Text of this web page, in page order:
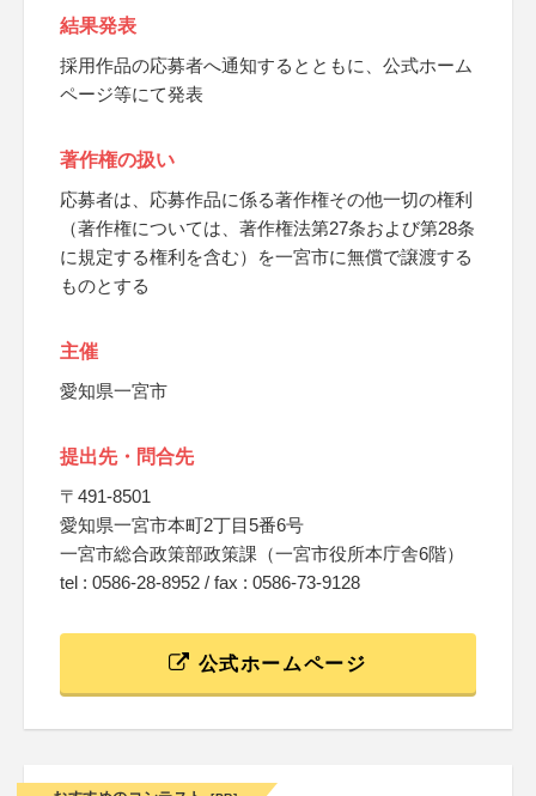
結果発表
採用作品の応募者へ通知するとともに、公式ホーム
ページ等にて発表
著作権の扱い
応募者は、応募作品に係る著作権その他一切の権利
（著作権については、著作権法第27条および第28条
に規定する権利を含む）を一宮市に無償で譲渡する
ものとする
主催
愛知県一宮市
提出先・問合先
〒491-8501
愛知県一宮市本町2丁目5番6号
一宮市総合政策部政策課（一宮市役所本庁舎6階）
tel : 0586-28-8952 / fax : 0586-73-9128
公式ホームページ